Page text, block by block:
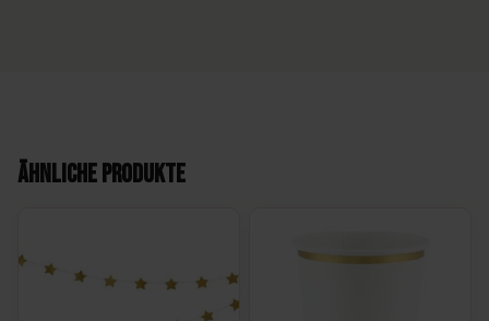
Ähnliche Produkte